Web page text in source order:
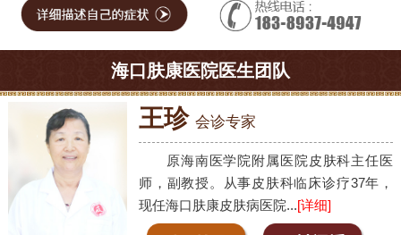
海口肤康医院医生团队
王珍 会诊专家
原海南医学院附属医院皮肤科主任医
师，副教授。从事皮肤科临床诊疗37年，
现任海口肤康皮肤病医院...[详细]